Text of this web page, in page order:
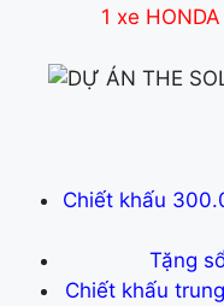
1 xe
Chiết khấu
Tặng
Chiết khấu